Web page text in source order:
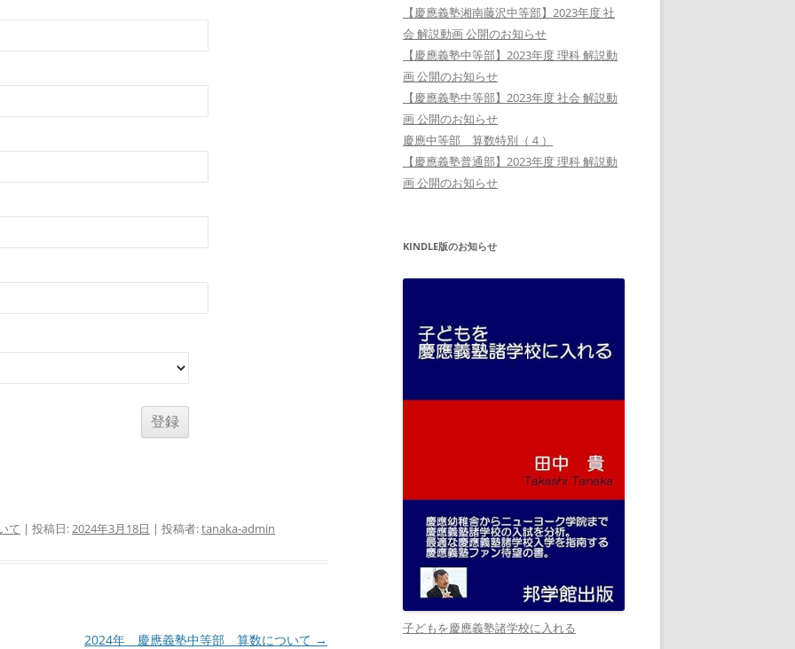
て | 投稿日:2024年3月18日 | 投稿者:tanaka-admin
2024年 慶應義塾中等部 算数について →
【慶應義塾湘南藤沢中等部】2023年度 社
会 解説動画 公開のお知らせ
【慶應義塾中等部】2023年度 理科 解説動
画 公開のお知らせ
【慶應義塾中等部】2023年度 社会 解説動
画 公開のお知らせ
慶應中等部 算数特別（４）
【慶應義塾普通部】2023年度 理科 解説動
画 公開のお知らせ
KINDLE版のお知らせ
子どもを慶應義塾諸学校に入れる